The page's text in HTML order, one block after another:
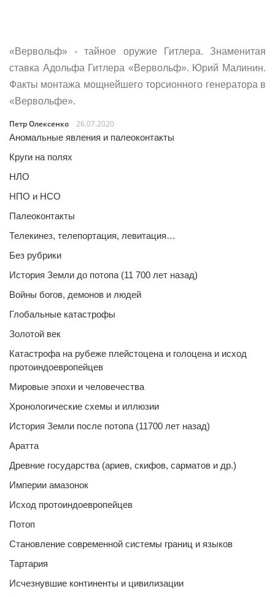
«Вервольф» - тайное оружие Гитлера. Знаменитая
ставка Адольфа Гитлера «Вервольф». Юрий Малинин.
Факты монтажа мощнейшего торсионного генератора в
«Вервольфе».
Петр Олексенко
26.07.2020
Аномальные явления и палеоконтакты
Круги на полях
НЛО
НПО и НСО
Палеоконтакты
Телекинез, телепортация, левитация…
Без рубрики
История Земли до потопа (11 700 лет назад)
Войны богов, демонов и людей
Глобальные катастрофы
Золотой век
Катастрофа на рубеже плейстоцена и голоцена и исход
протоиндоевропейцев
Мировые эпохи и человечества
Хронологические схемы и иллюзии
История Земли после потопа (11700 лет назад)
Аратта
Древние государства (ариев, скифов, сарматов и др.)
Империи амазонок
Исход протоиндоевропейцев
Потоп
Становление современной системы границ и языков
Тартария
Исчезнувшие континенты и цивилизации